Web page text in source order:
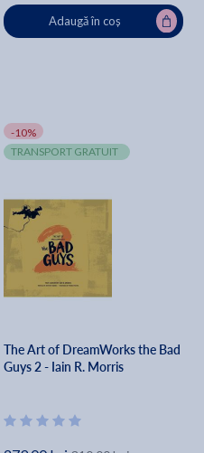
Adaugă în coș
-10%
TRANSPORT GRATUIT
The Art of DreamWorks the Bad
Guys 2 - Iain R. Morris